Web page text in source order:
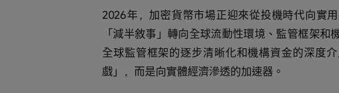
2026年，加密貨幣市場正迎來從投機時代向實
「減半敘事」轉向全球流動性環境、監管框架
全球監管框架的逐步清晰化和機構資金的深度
戲」，而是向實體經濟滲透的加速器。